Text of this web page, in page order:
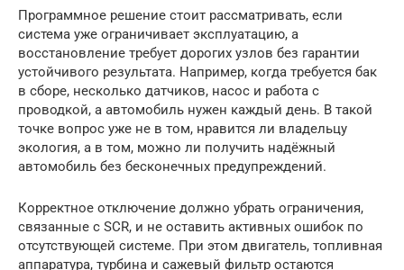
Программное решение стоит рассматривать, если
система уже ограничивает эксплуатацию, а
восстановление требует дорогих узлов без гарантии
устойчивого результата. Например, когда требуется бак
в сборе, несколько датчиков, насос и работа с
проводкой, а автомобиль нужен каждый день. В такой
точке вопрос уже не в том, нравится ли владельцу
экология, а в том, можно ли получить надёжный
автомобиль без бесконечных предупреждений.
Корректное отключение должно убрать ограничения,
связанные с SCR, и не оставить активных ошибок по
отсутствующей системе. При этом двигатель, топливная
аппаратура, турбина и сажевый фильтр остаются